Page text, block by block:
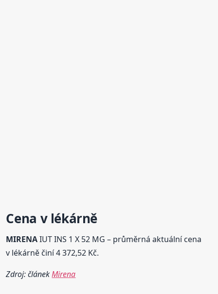
Cena v lékárně
MIRENAIUT INS 1 X 52 MG – průměrná aktuální cena
v lékárně činí 4 372,52 Kč.
Zdroj: článekMirena